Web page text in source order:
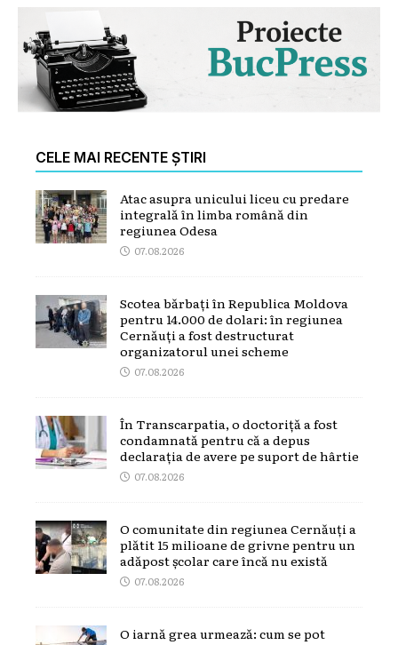
CELE MAI RECENTE ȘTIRI
Atac asupra unicului liceu cu predare
integrală în limba română din
regiunea Odesa
07.08.2026
Scotea bărbați în Republica Moldova
pentru 14.000 de dolari: în regiunea
Cernăuți a fost destructurat
organizatorul unei scheme
07.08.2026
În Transcarpatia, o doctoriță a fost
condamnată pentru că a depus
declarația de avere pe suport de hârtie
07.08.2026
O comunitate din regiunea Cernăuți a
plătit 15 milioane de grivne pentru un
adăpost școlar care încă nu există
07.08.2026
O iarnă grea urmează: cum se pot